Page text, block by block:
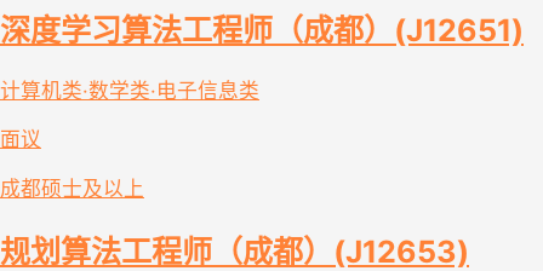
深度学习算法工程师（成都）(J12651)
计算机类·数学类·电子信息类
面议
成都硕士及以上
规划算法工程师（成都）(J12653)